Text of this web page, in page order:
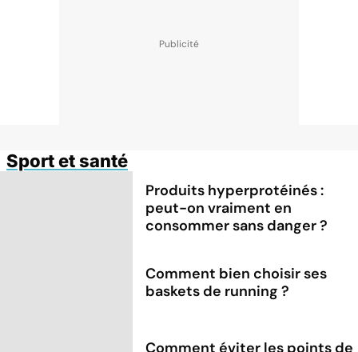
Sport et santé
Produits hyperprotéinés :
peut-on vraiment en
consommer sans danger ?
Comment bien choisir ses
baskets de running ?